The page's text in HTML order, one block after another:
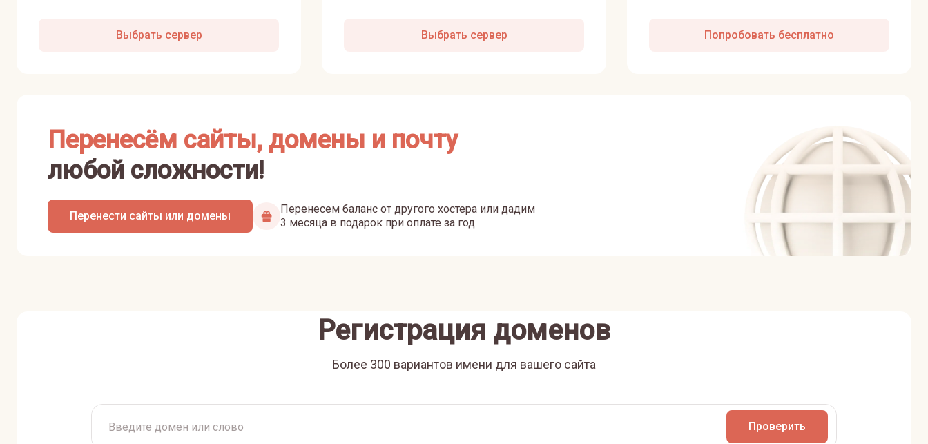
Выбрать сервер Выбрать сервер Попробовать бесплатно
Перенесём сайты, домены и почту
любой сложности!
Перенести сайты или домены
Перенесем баланс от другого хостера или дадим
3 месяца в подарок при оплате за год
Регистрация доменов
Более 300 вариантов имени для вашего сайта
Проверить